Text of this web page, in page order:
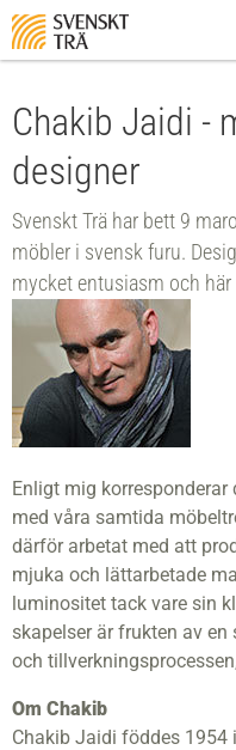
Chakib Jaidi -
designer
Svenskt Trä har bett 9
möbler i svensk furu.
mycket entusiasm och
Enligt mig
med våra samtida
därför arbetat med att
mjuka och lättarbetade
luminositet tack vare sin
skapelser är frukten av
och
Om Chakib
Chakib Jaidi föddes 1954